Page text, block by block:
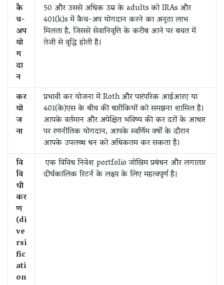
कै
च-
अप
यो
ग
दा
न
50 और उससे अधिक उम्र के adults को IRAs और
401(k)s में कैच-अप योगदान करने का अनूठा लाभ
मिलता है, जिससे सेवानिवृत्ति के करीब आने पर बचत में
तेजी से वृद्धि होती है।
कर
यो
ज
ना
प्रभावी कर योजना में Roth और पारंपरिक आईआरए या
401(के)एस के बीच की बारीकियों को समझना शामिल है।
आपके वर्तमान और अपेक्षित भविष्य की कर दरों के आधार
पर रणनीतिक योगदान, आपके स्वर्णिम वर्षों के दौरान
आपके उपलब्ध धन को अधिकतम कर सकता है।
वि
वि
धी
कर
ण
(di
ve
rsi
fic
ati
on
एक विविध निवेश portfolio जोखिम प्रबंधन और लगातार
दीर्घकालिक रिटर्न के लक्ष्य के लिए महत्वपूर्ण है।